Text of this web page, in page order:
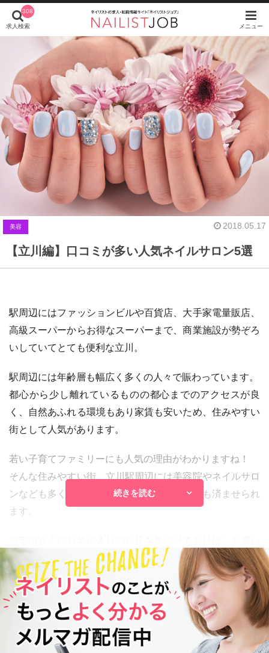
308
求人検索 メニュー
美容 2018.05.17
【立川編】口コミが多い人気ネイルサロン5選
駅周辺にはファッションビルや百貨店、大手家電量販店、
高級スーパーからお得なスーパーまで、商業施設が勢ぞろ
いしていてとても便利な立川。
駅周辺には年齢層も幅広く多くの人々で賑わっています。
都心から少し離れているものの都心までのアクセスが良
く、自然あふれる環境もあり家賃も安いため、住みやすい
街として人気があります。
若い子育てファミリーにも人気の理由がわかりますね！
そんな住みやすい街、立川駅周辺には美容院やネイルサロ
ンなども多くあり、生活に必要なことは何でも済ませられ
ます。
物帰りや仕事帰りに立ち寄ることもできますし、お休みの
日にも行きやすくて便利ですよね。
そこで今回は、 Hot Pepper Beautyから、この立川エリアで
口コミ数が多く人気のネイルサロンをご紹介していきま
す！
続きを読む